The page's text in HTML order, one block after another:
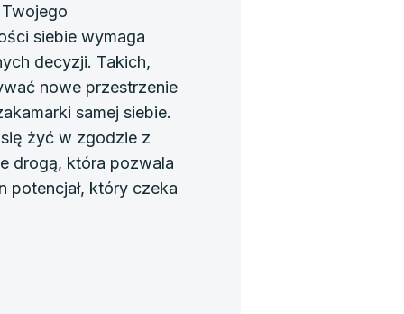
siebie wymaga
decyzji. Takich,
nowe przestrzenie
samej siebie.
żyć w zgodzie z
drogą, która pozwala
potencjał, który czeka